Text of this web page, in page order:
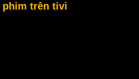
phim trên tivi